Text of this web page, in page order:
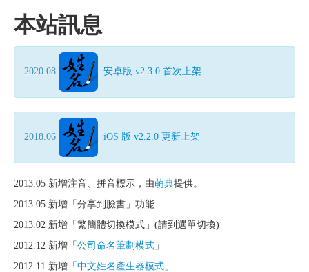
本站訊息
2020.08 安卓版 v2.3.0 首次上架
2018.06 iOS 版 v2.2.0 更新上架
2013.05 新增注音、拼音標示，由萌典提供。
2013.05 新增「分享到臉書」功能
2013.02 新增「繁簡體切換模式」(請到選單切換)
2012.12 新增「 公司命名筆劃模式 」
2012.11 新增「 中文姓名產生器模式 」